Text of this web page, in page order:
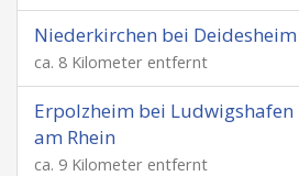
Niederkirchen bei Deidesheim
ca. 8 Kilometer entfernt
Erpolzheim bei Ludwigshafen
am Rhein
ca. 9 Kilometer entfernt